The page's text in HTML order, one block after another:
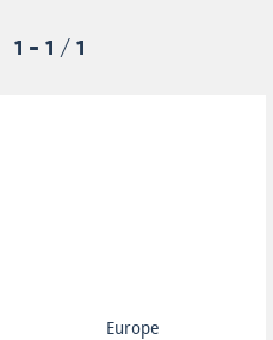
1 - 1 / 1
Europe